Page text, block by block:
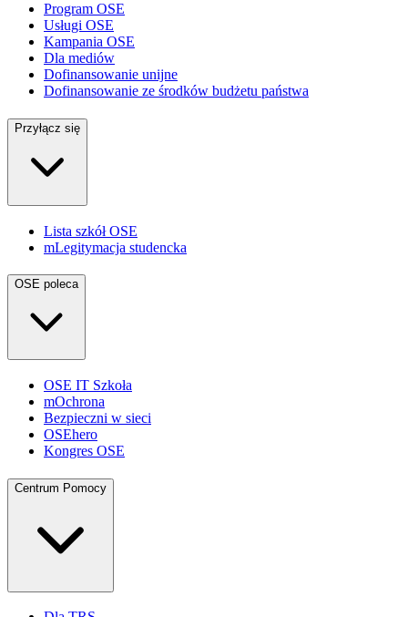
Program OSE
Usługi OSE
Kampania OSE
Dla mediów
Dofinansowanie unijne
Dofinansowanie ze środków budżetu państwa
Przyłącz się
Lista szkół OSE
mLegitymacja studencka
OSE poleca
OSE IT Szkoła
mOchrona
Bezpieczni w sieci
OSEhero
Kongres OSE
Centrum Pomocy